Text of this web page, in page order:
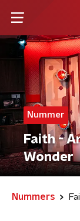
Nummer
Faith -
Wonder
Nummers